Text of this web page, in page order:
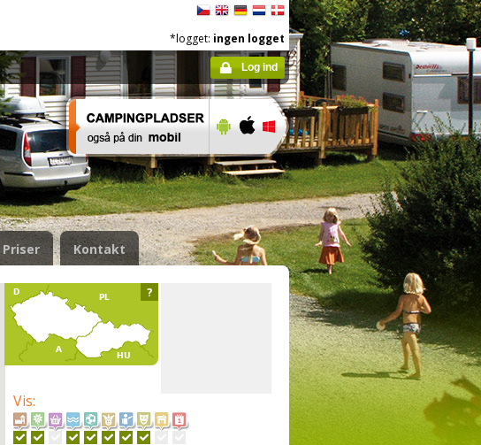
*logget: ingen logget
Log ind
Priser Kontakt
?
Vis: